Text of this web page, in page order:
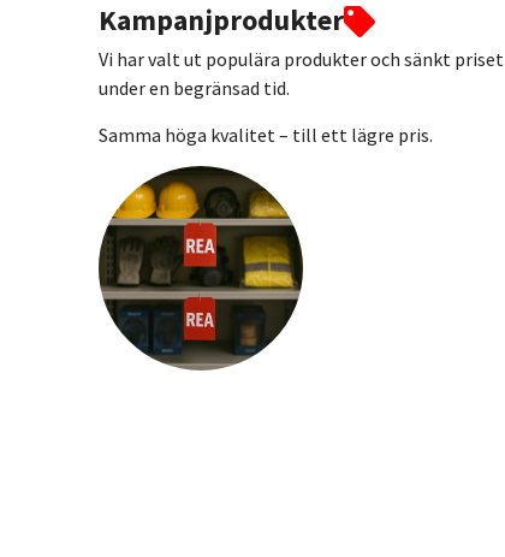
Kampanjprodukter
Vi har valt ut populära produkter och sänkt priset
under en begränsad tid.
Samma höga kvalitet – till ett lägre pris.